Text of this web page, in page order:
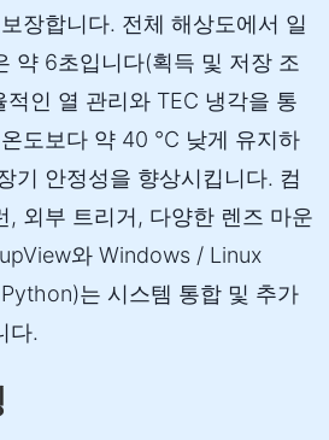
장합니다. 전체 해상도에서 일
약 6초입니다(획득 및 저장 조
인 열 관리와 TEC 냉각을 통
도보다 약 40 °C 낮게 유지하
기 안정성을 향상시킵니다. 컴
, 외부 트리거, 다양한 렌즈 마운
와 Windows / Linux
는 시스템 통합 및 추가
다.